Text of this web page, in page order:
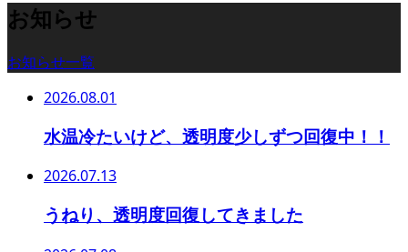
お知らせ
お知らせ一覧
2026.08.01
水温冷たいけど、透明度少しずつ回復中！！
2026.07.13
うねり、透明度回復してきました